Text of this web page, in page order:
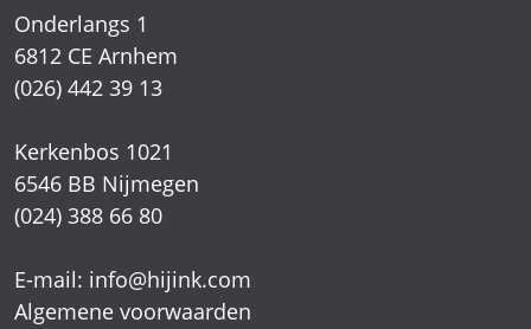
Onderlangs 1
6812 CE Arnhem
(026) 442 39 13
Kerkenbos 1021
6546 BB Nijmegen
(024) 388 66 80
E-mail: info@hijink.com
Algemene voorwaarden